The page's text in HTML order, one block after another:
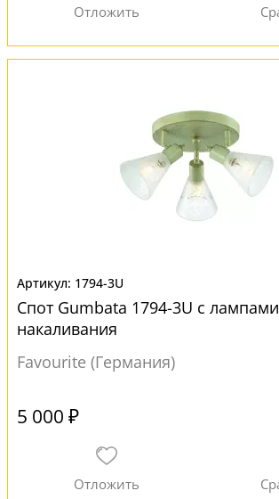
1794-3U
Спот Gumbata 1794-3U с лампами
накаливания
Favourite (Германия)
5 000 ₽